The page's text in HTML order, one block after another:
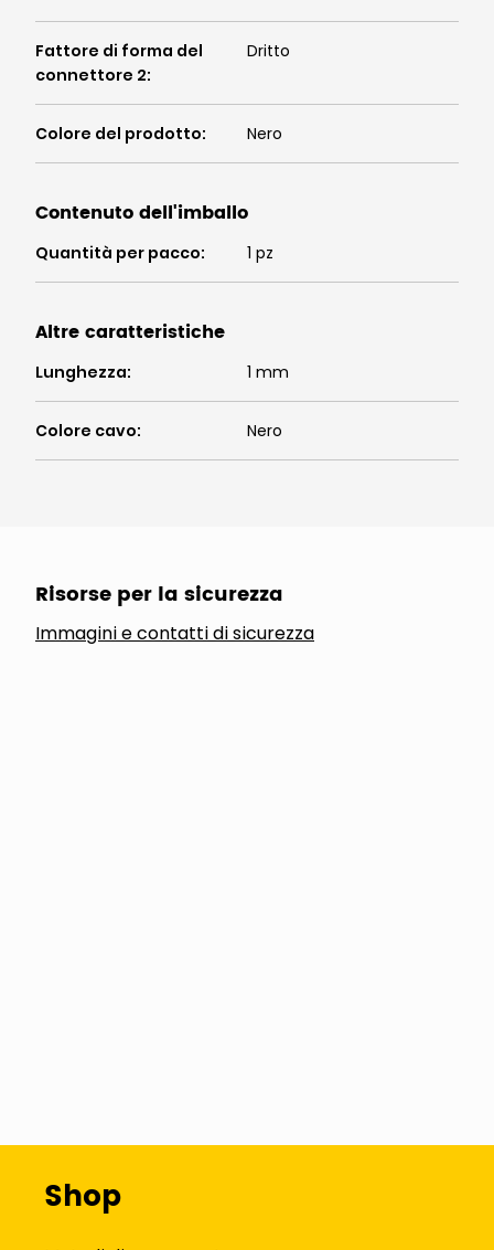
Fattore di forma del
connettore 2:
Dritto
Colore del prodotto: Nero
Contenuto dell'imballo
Quantità per pacco: 1 pz
Altre caratteristiche
Lunghezza: 1 mm
Colore cavo: Nero
Risorse per la sicurezza
Immagini e contatti di sicurezza
Shop